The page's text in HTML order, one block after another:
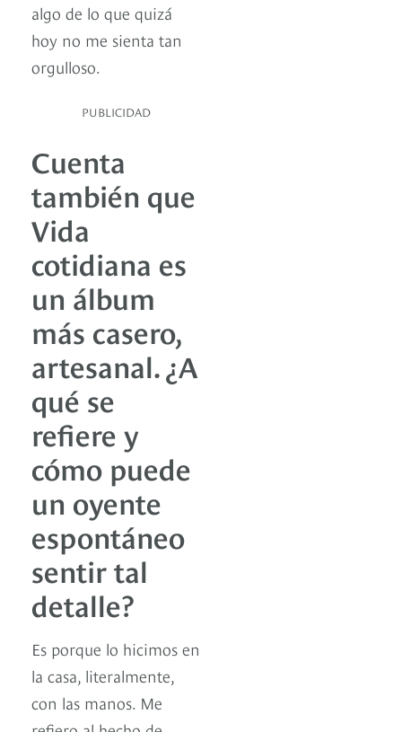
algo de lo que quizá
hoy no me sienta tan
orgulloso.
PUBLICIDAD
Cuenta
también que
Vida
cotidiana es
un álbum
más casero,
artesanal. ¿A
qué se
refiere y
cómo puede
un oyente
espontáneo
sentir tal
detalle?
Es porque lo hicimos en
la casa, literalmente,
con las manos. Me